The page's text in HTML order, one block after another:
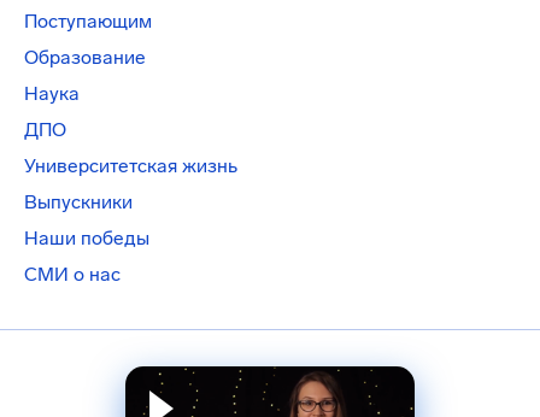
Поступающим
Образование
Наука
ДПО
Университетская жизнь
Выпускники
Наши победы
СМИ о нас